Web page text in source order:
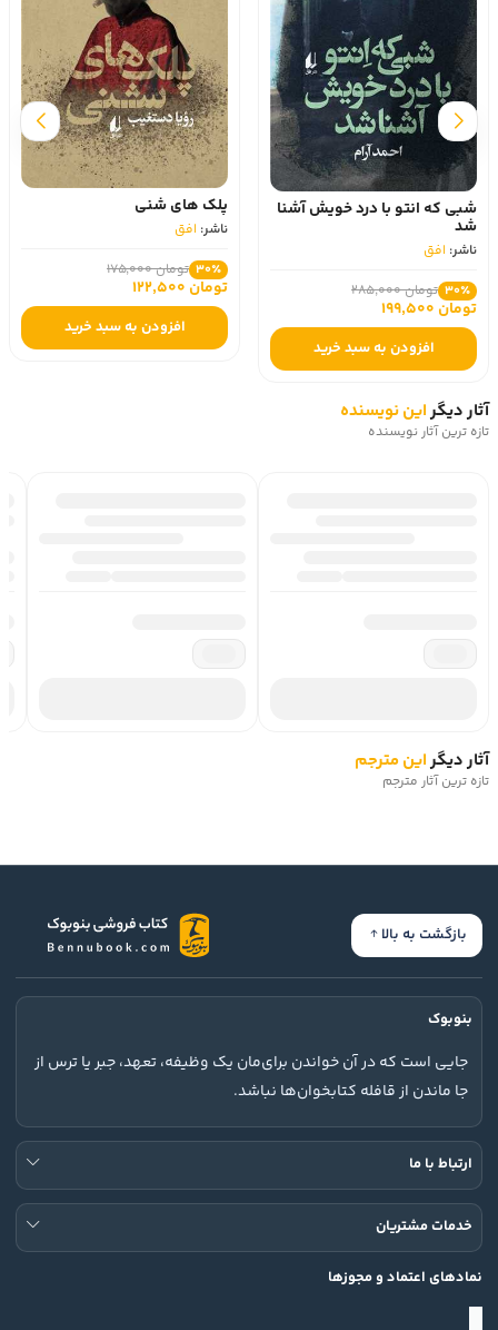
شبی که انتو با درد خویش آشنا
شد
ناشر: افق
30٪ تومان 285,000
تومان 199,500
افزودن به سبد خرید
پلک های شنی
ناشر: افق
30٪ تومان 175,000
تومان 122,500
افزودن به سبد خرید
آثار دیگراین نویسنده
تازه ترین آثار نویسنده
آثار دیگر این مترجم
تازه ترین آثار مترجم
بازگشت به بالا
بنوبوک
جایی است که در آن خواندن برای‌مان یک وظیفه، تعهد، جبر یا ترس از
جا ماندن از قافله کتابخوان‌ها نباشد.
ارتباط با ما
خدمات مشتریان
نمادهای اعتماد و مجوزها